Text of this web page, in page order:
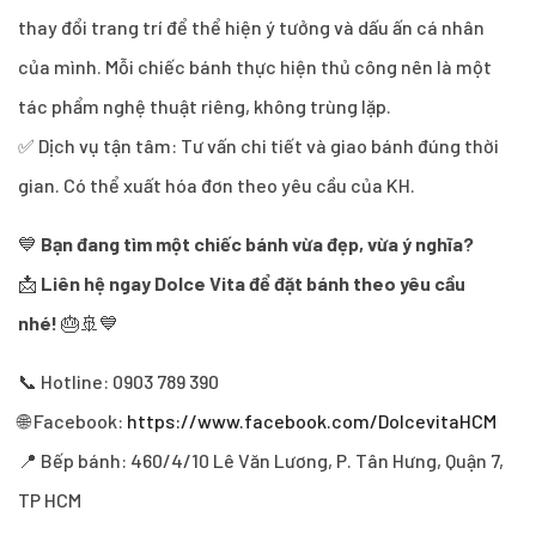
thay đổi trang trí để thể hiện ý tưởng và dấu ấn cá nhân
của mình. Mỗi chiếc bánh thực hiện thủ công nên là một
tác phẩm nghệ thuật riêng, không trùng lặp.
✅ Dịch vụ tận tâm: Tư vấn chi tiết và giao bánh đúng thời
gian. Có thể xuất hóa đơn theo yêu cầu của KH.
💙 Bạn đang tìm một chiếc bánh vừa đẹp, vừa ý nghĩa?
📩 Liên hệ ngay Dolce Vita để đặt bánh theo yêu cầu
nhé! 🎂🚢💙
📞 Hotline: 0903 789 390
🌐 Facebook: https://www.facebook.com/DolcevitaHCM
📍 Bếp bánh: 460/4/10 Lê Văn Lương, P. Tân Hưng, Quận 7,
TP HCM